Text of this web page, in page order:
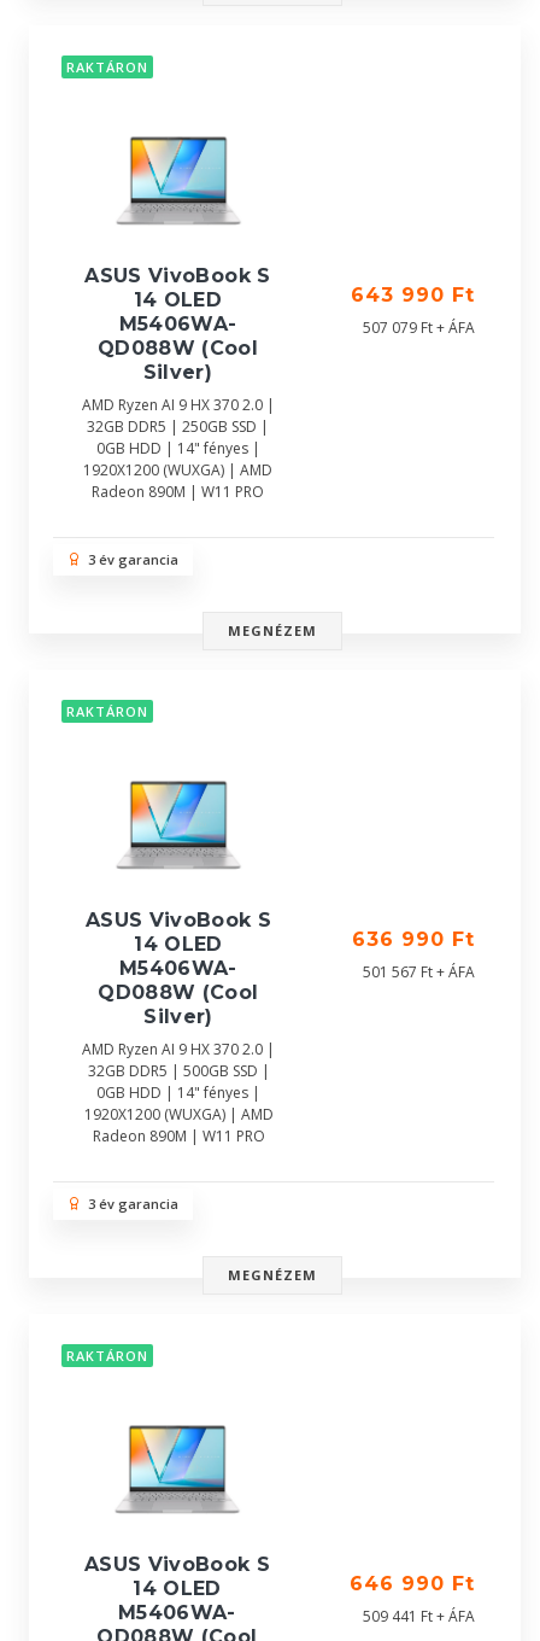
RAKTÁRON
ASUS VivoBook S
14 OLED
M5406WA-
QD088W (Cool
Silver)
AMD Ryzen AI 9 HX 370 2.0 |
32GB DDR5 | 250GB SSD |
0GB HDD | 14" fényes |
1920X1200 (WUXGA) | AMD
Radeon 890M | W11 PRO
643 990 Ft
507 079 Ft + ÁFA
3 év garancia
MEGNÉZEM
RAKTÁRON
ASUS VivoBook S
14 OLED
M5406WA-
QD088W (Cool
Silver)
AMD Ryzen AI 9 HX 370 2.0 |
32GB DDR5 | 500GB SSD |
0GB HDD | 14" fényes |
1920X1200 (WUXGA) | AMD
Radeon 890M | W11 PRO
636 990 Ft
501 567 Ft + ÁFA
3 év garancia
MEGNÉZEM
RAKTÁRON
ASUS VivoBook S
14 OLED
M5406WA-
646 990 Ft
509 441 Ft + ÁFA